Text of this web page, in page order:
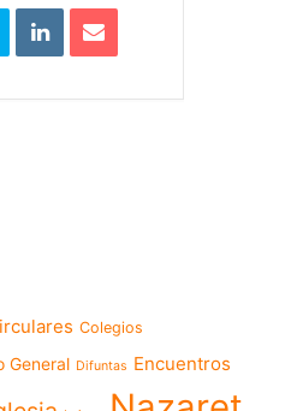
Colegios
General Difuntas Encuentros